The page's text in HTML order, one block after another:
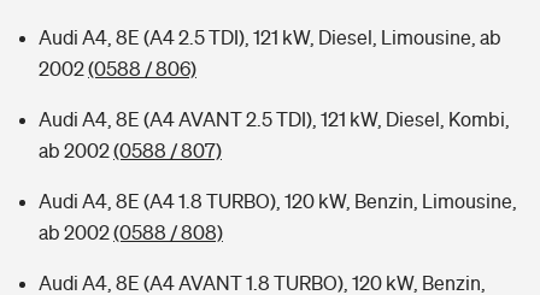
Audi A4, 8E (A4 2.5 TDI), 121 kW, Diesel, Limousine, ab
2002(0588 / 806)
Audi A4, 8E (A4 AVANT 2.5 TDI), 121 kW, Diesel, Kombi,
ab 2002(0588 / 807)
Audi A4, 8E (A4 1.8 TURBO), 120 kW, Benzin, Limousine,
ab 2002(0588 / 808)
Audi A4, 8E (A4 AVANT 1.8 TURBO), 120 kW, Benzin,